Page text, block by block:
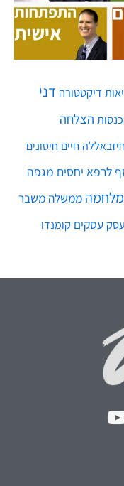
דיקטטורה דני
הצלחה
חיזבאללה חיים חיסונים
לרפא יחסים מגפה
מלחמה ממשלה משבר
עסק עסקים קומנדו